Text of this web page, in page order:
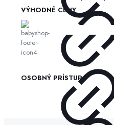
VÝHODNÉ CENY
OSOBNÝ PRÍSTUP